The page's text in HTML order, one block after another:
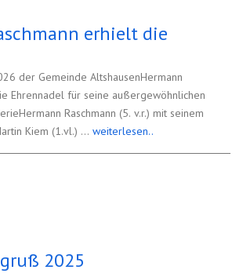
erhielt die
der Gemeinde AltshausenHermann
Ehrennadel für seine außergewöhnlichen
Raschmann (5. v.r.) mit seinem
Kiem (1.vl.) ... weiterlesen..
Weihnachtsgruß 2025